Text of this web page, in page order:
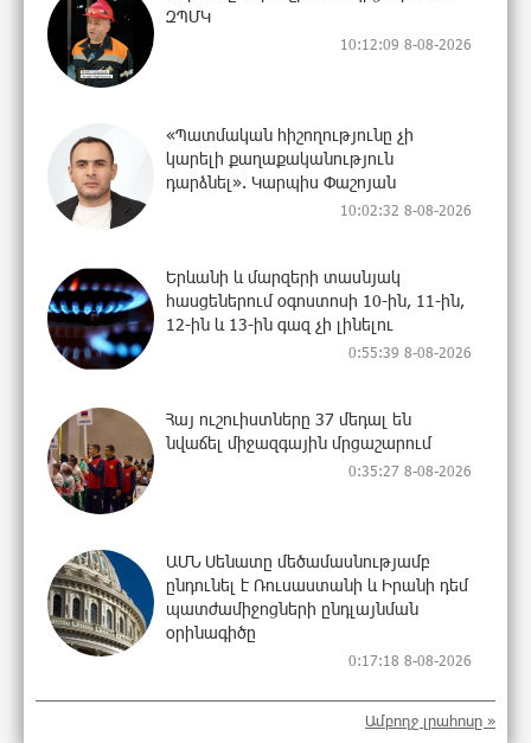
ԶՊՄԿ
10:12:09 8-08-2026
«Պատմական հիշողությունը չի
կարելի քաղաքականություն
դարձնել». Կարպիս Փաշոյան
10:02:32 8-08-2026
Երևանի և մարզերի տասնյակ
հասցեներում օգոստոսի 10-ին, 11-ին,
12-ին և 13-ին գազ չի լինելու
0:55:39 8-08-2026
Հայ ուշուիստները 37 մեդալ են
նվաճել միջազգային մրցաշարում
0:35:27 8-08-2026
ԱՄՆ Սենատը մեծամասնությամբ
ընդունել է Ռուսաստանի և Իրանի դեմ
պատժամիջոցների ընդլայնման
օրինագիծը
0:17:18 8-08-2026
Երգչուհի Բեյոնսեն ​​4 դատական հայց
Ամբողջ լրահոսը »